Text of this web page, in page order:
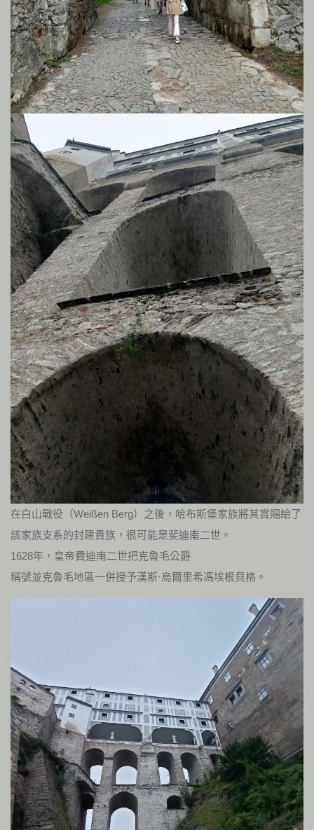
在白山戰役（Weißen Berg）之後，哈布斯堡家族將其賞賜給了
該家族支系的封建貴族，很可能是斐迪南二世。
1628年，皇帝費迪南二世把克魯毛公爵
稱號並克魯毛地區一併授予漢斯·烏爾里希馮埃根貝格。